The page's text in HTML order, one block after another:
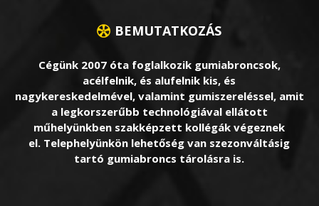
BEMUTATKOZÁS
Cégünk 2007 óta foglalkozik gumiabroncsok,
acélfelnik, és alufelnik kis, és
nagykereskedelmével, valamint gumiszereléssel, amit
a legkorszerűbb technológiával ellátott
műhelyünkben szakképzett kollégák végeznek
el. Telephelyünkön lehetőség van szezonváltásig
tartó gumiabroncs tárolásra is.